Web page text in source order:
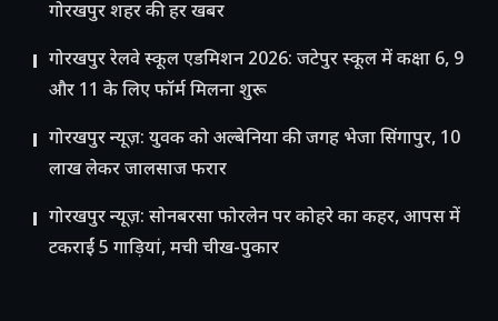
गोरखपुर शहर की हर खबर
गोरखपुर रेलवे स्कूल एडमिशन 2026: जटेपुर स्कूल में कक्षा 6, 9
और 11 के लिए फॉर्म मिलना शुरू
गोरखपुर न्यूज़: युवक को अल्बेनिया की जगह भेजा सिंगापुर, 10
लाख लेकर जालसाज फरार
गोरखपुर न्यूज़: सोनबरसा फोरलेन पर कोहरे का कहर, आपस में
टकराईं 5 गाड़ियां, मची चीख-पुकार